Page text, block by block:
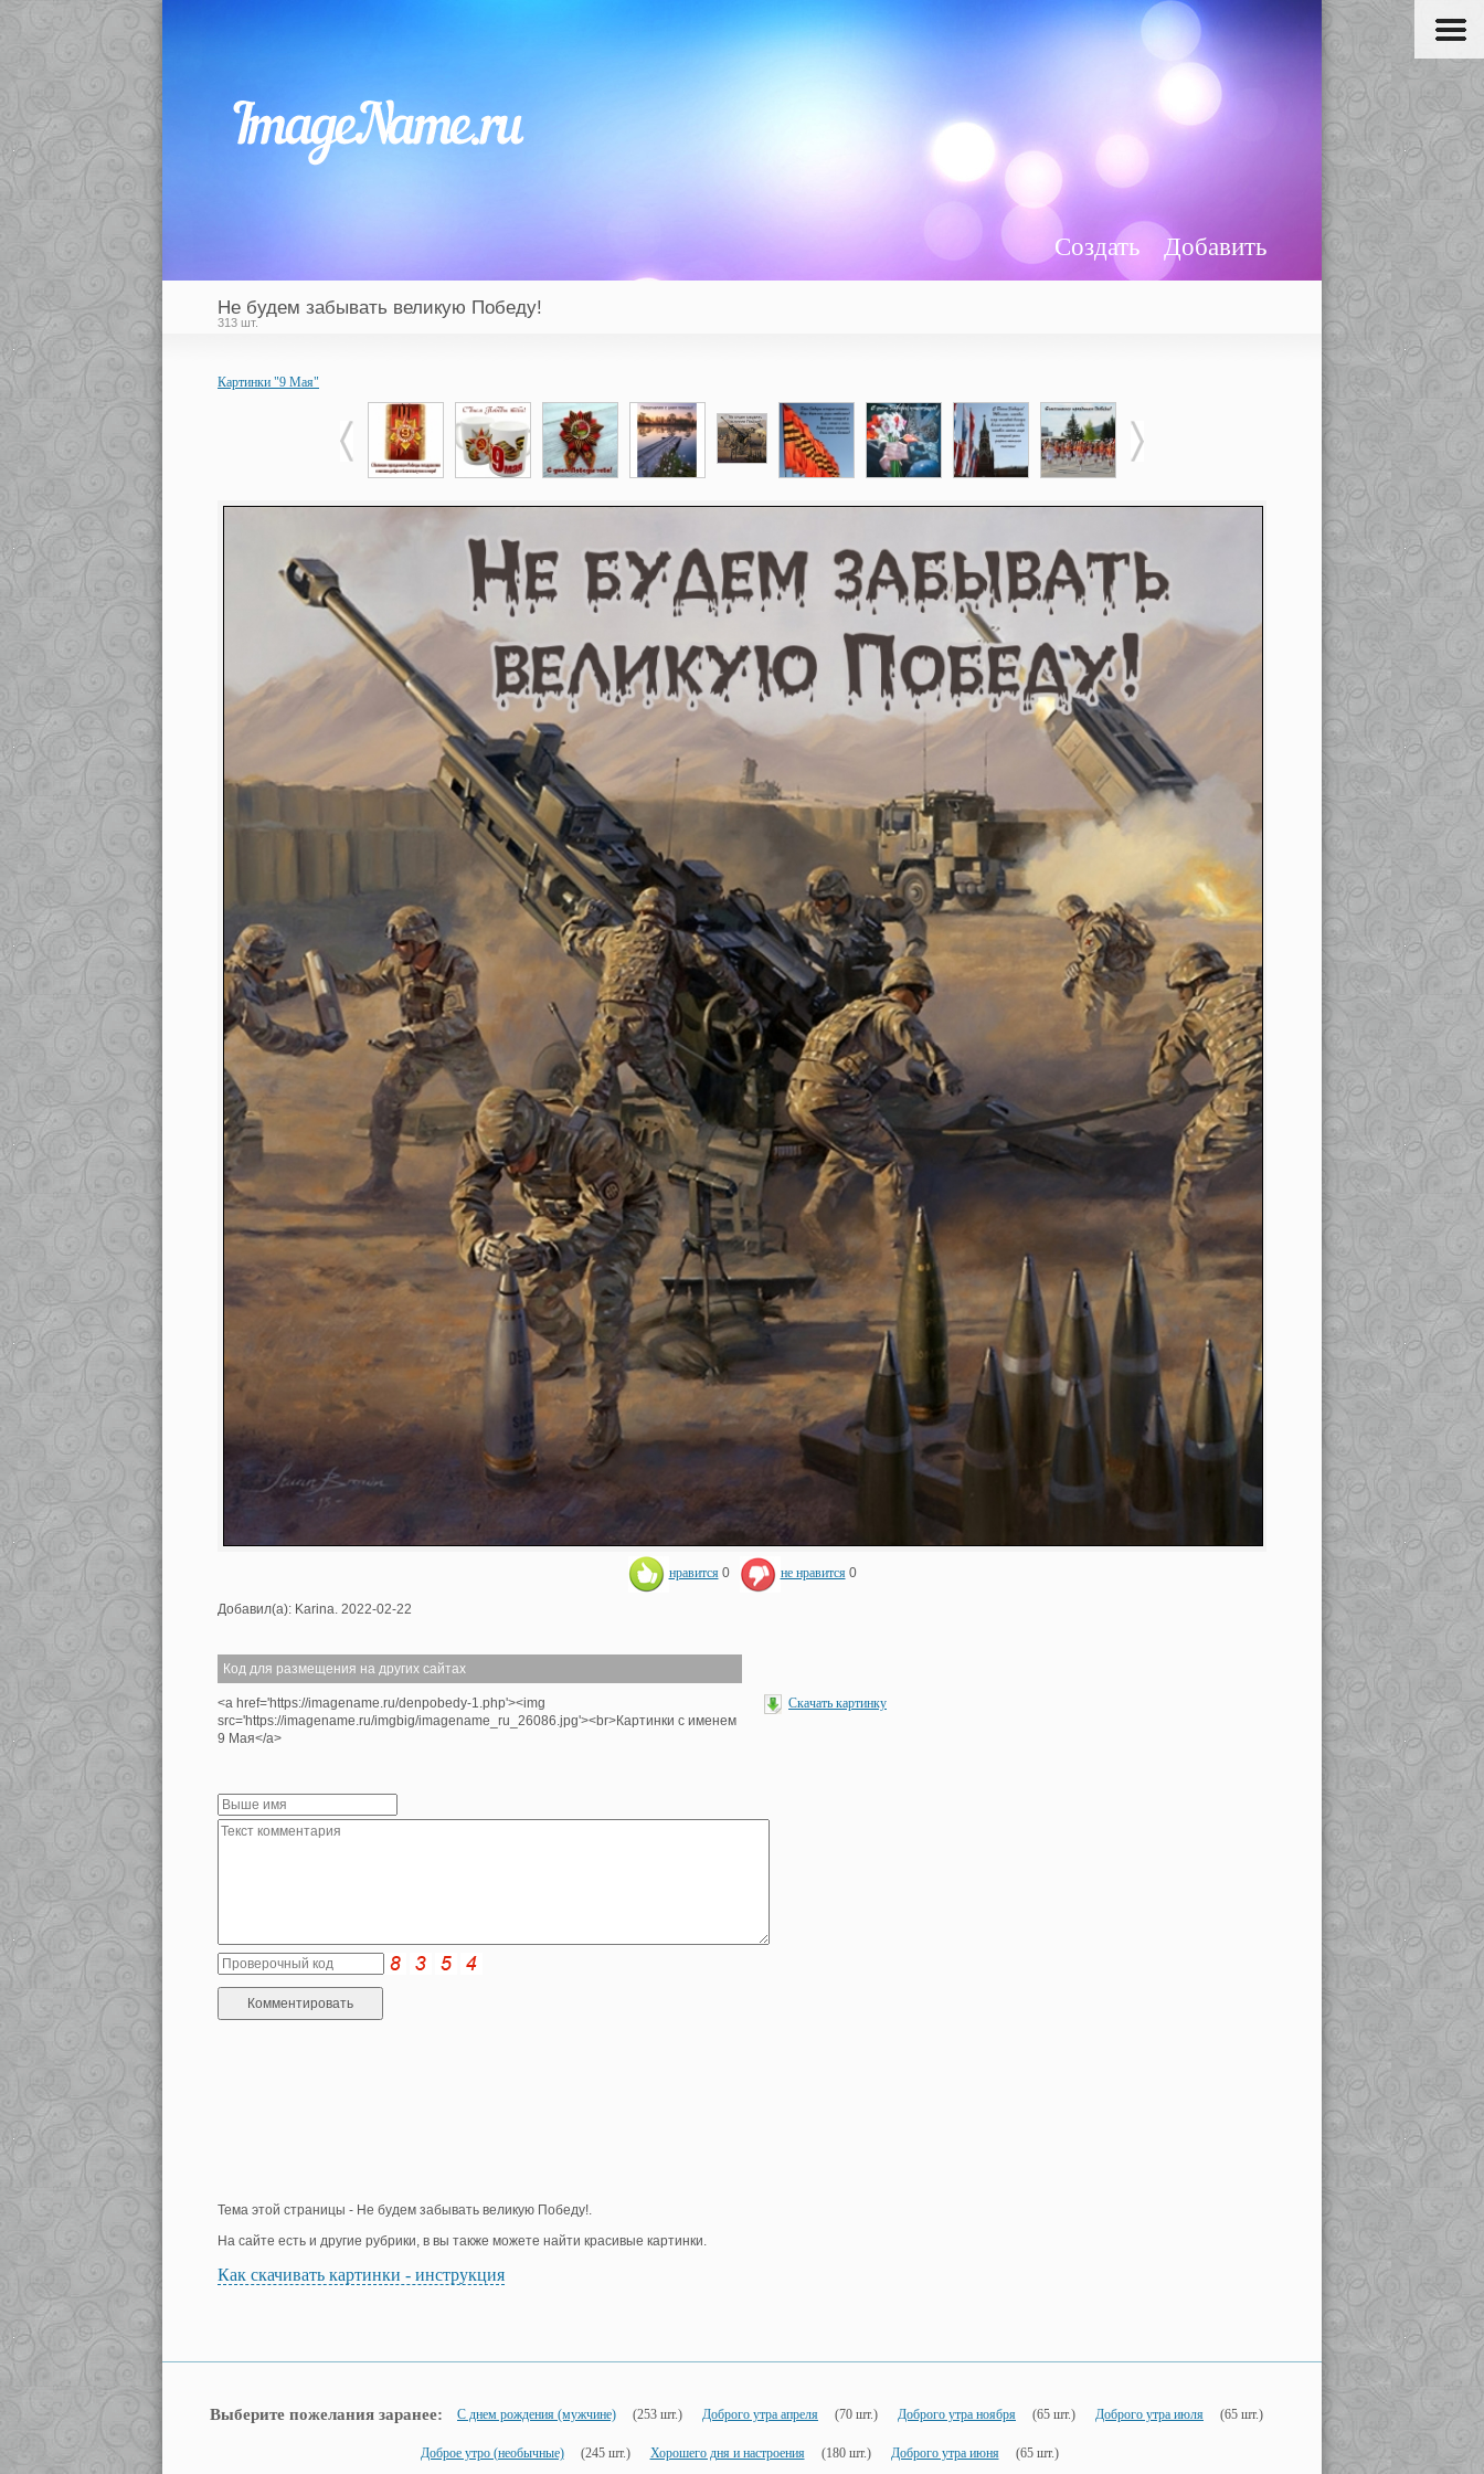
Добавить
Создать
Не будем забывать великую Победу!
313 шт.
Картинки "9 Мая"
нравится 0 не нравится 0
Добавил(а): Karina. 2022-02-22
Код для размещения на других сайтах
<a href='https://imagename.ru/denpobedy-1.php'><img
src='https://imagename.ru/imgbig/imagename_ru_26086.jpg'><br>Картинки с именем
9 Мая</a>
Скачать картинку
Тема этой страницы - Не будем забывать великую Победу!.
На сайте есть и другие рубрики, в вы также можете найти красивые картинки.
Как скачивать картинки - инструкция
Выберите пожелания заранее: С днем рождения (мужчине) (253 шт.) Доброго утра апреля (70 шт.) Доброго утра ноября (65 шт.) Доброго утра июля (65 шт.)
Доброе утро (необычные) (245 шт.) Хорошего дня и настроения (180 шт.) Доброго утра июня (65 шт.)